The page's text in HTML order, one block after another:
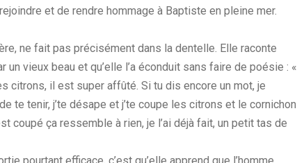
et de rendre hommage à Baptiste en pleine mer.
ne fait pas précisément dans la dentelle. Elle raconte
un vieux beau et qu’elle l’a éconduit sans faire de poésie : «
citrons, il est super affûté. Si tu dis encore un mot, je
te tenir, j’te désape et j’te coupe les citrons et le cornichon
coupé ça ressemble à rien, je l’ai déjà fait, un petit tas de